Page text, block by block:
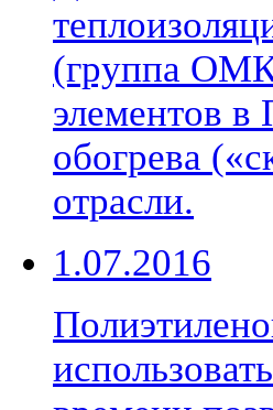
(группа
элементов
обогрева
отрасли.
1.07.2016